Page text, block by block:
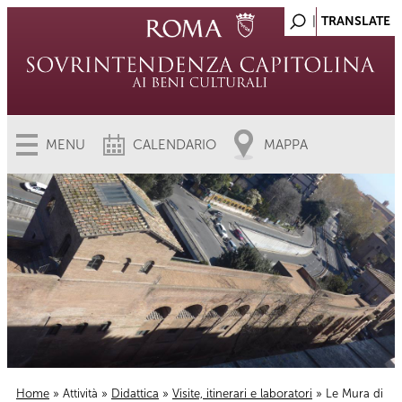
MENU CALENDARIO MAPPA
Home » Attività » Didattica » Visite, itinerari e laboratori » Le Mura di